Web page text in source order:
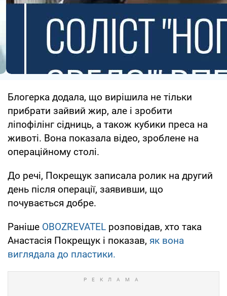
Блогерка додала, що вирішила не тільки
прибрати зайвий жир, але і зробити
ліпофілінг сідниць, а також кубики преса на
животі. Вона показала відео, зроблене на
операційному столі.
До речі, Покрещук записала ролик на другий
день після операції, заявивши, що
почувається добре.
Раніше OBOZREVATEL розповідав, хто така
Анастасія Покрещук і показав, як вона
виглядала до пластики.